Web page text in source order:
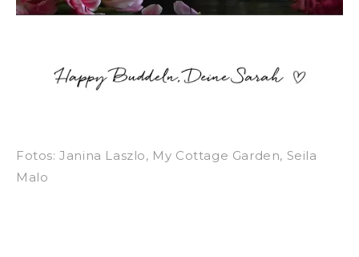
Fotos: Janina Laszlo, My Cottage Garden, Seila
Malo